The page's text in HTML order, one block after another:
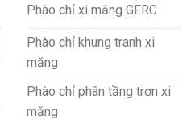
Phào chỉ xi măng GFRC
Phào chỉ khung tranh xi
măng
Phào chỉ phân tầng trơn xi
măng